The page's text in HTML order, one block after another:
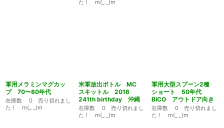
た！ m(_ _)m
軍用メラミンマグカッ
プ 70〜80年代
在庫数 0 売り切れまし
た！ m(_ _)m
米軍放出ボトル MC
スキットル 2016
241th birthday 沖縄
在庫数 0 売り切れまし
た！ m(_ _)m
軍用大型スプーン2種
ショート 50年代
BICO アウトドア向き
在庫数 0 売り切れまし
た！ m(_ _)m